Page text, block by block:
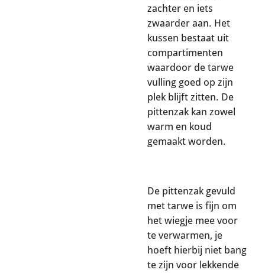
zachter en iets
zwaarder aan. Het
kussen bestaat uit
compartimenten
waardoor de tarwe
vulling goed op zijn
plek blijft zitten. De
pittenzak kan zowel
warm en koud
gemaakt worden.
De pittenzak gevuld
met tarwe is fijn om
het wiegje mee voor
te verwarmen, je
hoeft hierbij niet bang
te zijn voor lekkende